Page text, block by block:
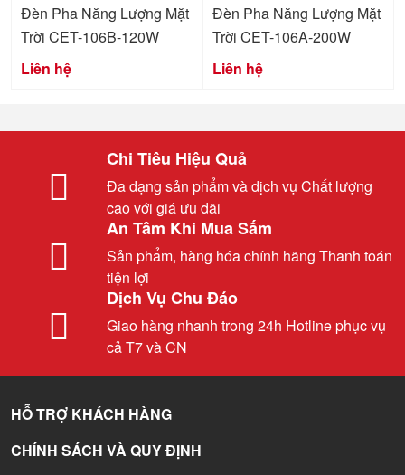
Đèn Pha Năng Lượng Mặt
Trời CET-106B-120W
Liên hệ
Đèn Pha Năng Lượng Mặt
Trời CET-106A-200W
Liên hệ
Chi Tiêu Hiệu Quả
Đa dạng sản phẩm và dịch vụ Chất lượng
cao với giá ưu đãi
An Tâm Khi Mua Sắm
Sản phẩm, hàng hóa chính hãng Thanh toán
tiện lợi
Dịch Vụ Chu Đáo
Giao hàng nhanh trong 24h Hotline phục vụ
cả T7 và CN
HỖ TRỢ KHÁCH HÀNG
CHÍNH SÁCH VÀ QUY ĐỊNH